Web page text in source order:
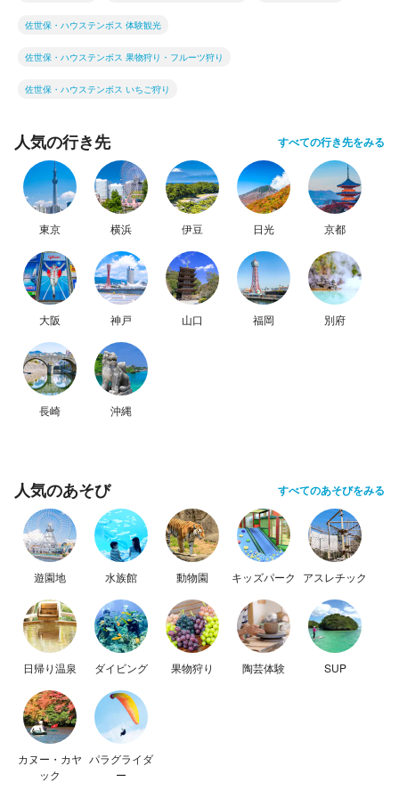
佐世保・ハウステンボス 体験観光
佐世保・ハウステンボス 果物狩り・フルーツ狩り
佐世保・ハウステンボス いちご狩り
人気の行き先 すべての行き先をみる
東京 横浜 伊豆 日光 京都
大阪 神戸 山口 福岡 別府
長崎 沖縄
人気のあそび すべてのあそびをみる
遊園地 水族館 動物園 キッズパーク アスレチック
日帰り温泉 ダイビング 果物狩り 陶芸体験 SUP
カヌー・カヤ
ック
パラグライダ
ー